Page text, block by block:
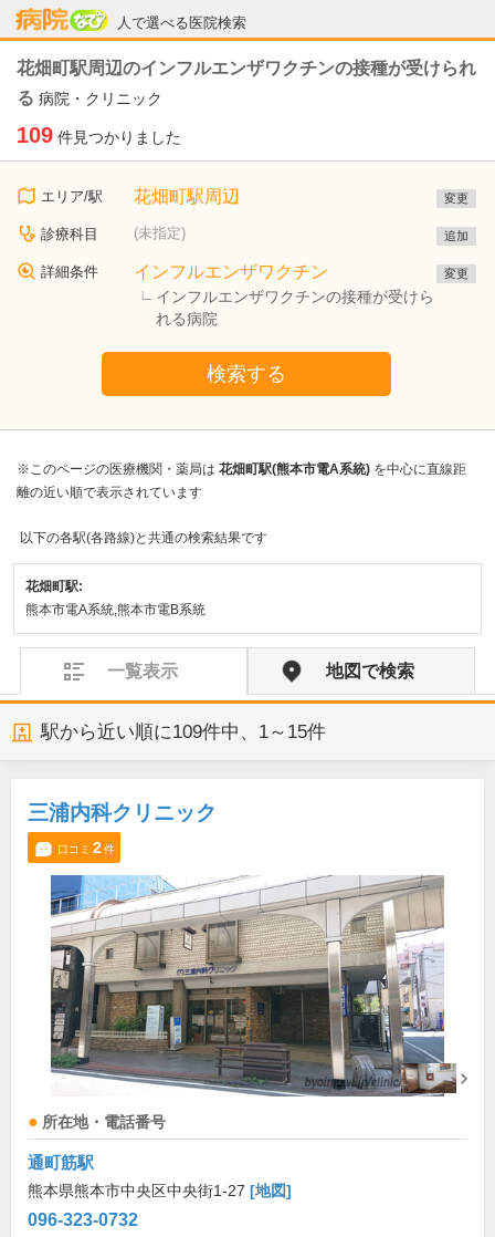
人で選べる医院検索
病院なび
花畑町駅周辺のインフルエンザワクチンの接種が受けられ
る 病院・クリニック
109 件見つかりました
エリア/駅 花畑町駅周辺 変更
診療科目 (未指定) 追加
詳細条件 インフルエンザワクチン
インフルエンザワクチンの接種が受けら
れる病院
変更
検索する
※このページの医療機関・薬局は 花畑町駅(熊本市電A系統) を中心に直線距
離の近い順で表示されています
以下の各駅(各路線)と共通の検索結果です
花畑町駅:
熊本市電A系統,熊本市電B系統
一覧表示 地図で検索
駅から近い順に109件中、 1～15件
三浦内科クリニック
口コミ 2件
所在地・電話番号
通町筋駅
熊本県熊本市中央区中央街1-27 [地図]
096-323-0732